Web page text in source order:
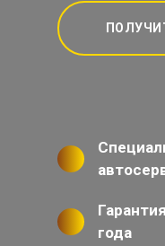
года